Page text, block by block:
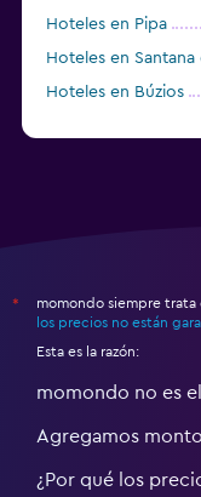
Hoteles en Pipa
Hoteles en
Hoteles en Búzios
*
momondo siempre
los precios no están
Esta es la razón:
momondo no es
Agregamos
¿Por qué los